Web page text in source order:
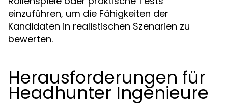
einzuführen, um die Fähigkeiten der
Kandidaten in realistischen Szenarien zu
bewerten.
Herausforderungen für
Headhunter Ingenieure